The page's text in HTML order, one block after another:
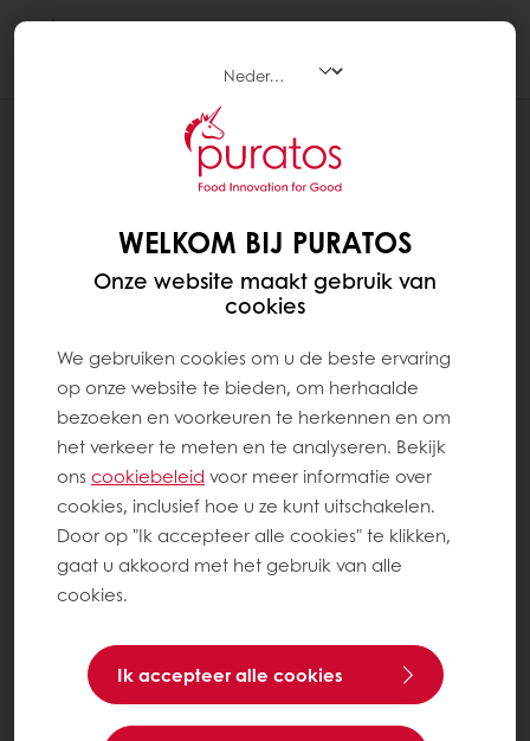
VITA+ VOLKOREN (DIRECT)
WELKOM BIJ PURATOS
Onze website maakt gebruik van
cookies
We gebruiken cookies om u de beste ervaring
op onze website te bieden, om herhaalde
bezoeken en voorkeuren te herkennen en om
het verkeer te meten en te analyseren. Bekijk
ons ​​cookiebeleid voor meer informatie over
cookies, inclusief hoe u ze kunt uitschakelen.
Door op "Ik accepteer alle cookies" te klikken,
gaat u akkoord met het gebruik van alle
cookies.
Ik accepteer alle cookies